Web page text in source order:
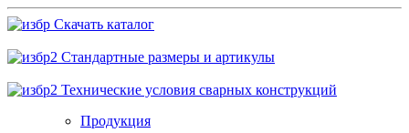
Скачать каталог
Стандартные размеры и артикулы
Технические условия сварных конструкций
Продукция